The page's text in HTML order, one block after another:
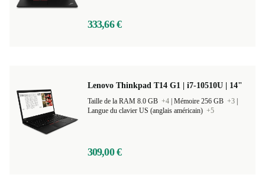
333,66 €
Lenovo Thinkpad T14 G1 | i7-10510U | 14"
Taille de la RAM 8.0 GB +4 Mémoire 256 GB +3
Langue du clavier US (anglais américain) +5
309,00 €